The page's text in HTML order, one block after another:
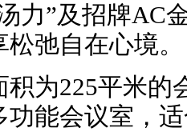
力”及招牌AC
弛自在心境。
积为225平米的
功能会议室，